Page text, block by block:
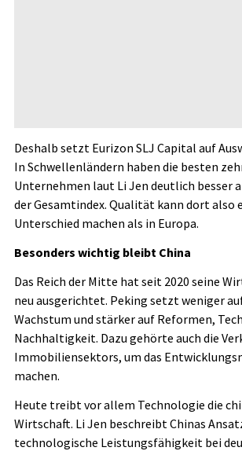
Deshalb setzt Eurizon SLJ Capital auf
In Schwellenländern haben die besten
Unternehmen laut Li Jen deutlich besser
der Gesamtindex. Qualität kann dort also
Unterschied machen als in Europa.
Besonders wichtig bleibt China
Das Reich der Mitte hat seit 2020 seine
neu ausgerichtet. Peking setzt weniger
Wachstum und stärker auf Reformen,
Nachhaltigkeit. Dazu gehörte auch die
Immobiliensektors, um das
machen.
Heute treibt vor allem Technologie die
Wirtschaft. Li Jen beschreibt Chinas
technologische Leistungsfähigkeit bei